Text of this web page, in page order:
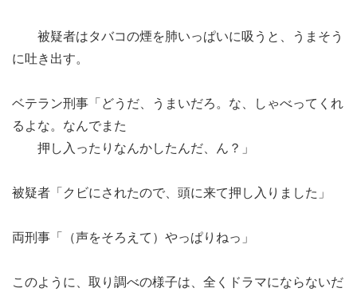
被疑者はタバコの煙を肺いっぱいに吸うと、うまそう
に吐き出す。
ベテラン刑事「どうだ、うまいだろ。な、しゃべってくれ
るよな。なんでまた
押し入ったりなんかしたんだ、ん？」
被疑者「クビにされたので、頭に来て押し入りました」
両刑事「（声をそろえて）やっぱりねっ」
このように、取り調べの様子は、全くドラマにならないだ